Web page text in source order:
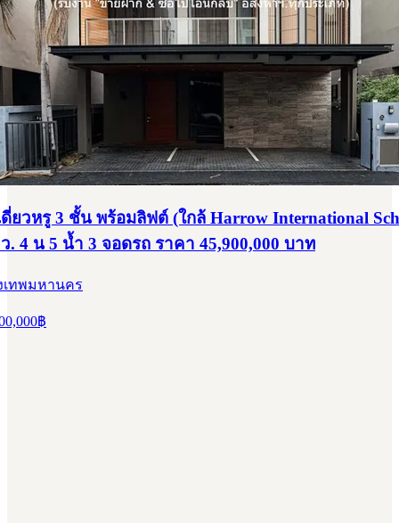
ยวหรู 3 ชั้น พร้อมลิฟต์ (ใกล้ Harrow International
. 4 น 5 น้ำ 3 จอดรถ ราคา 45,900,000 บาท
เทพมหานคร
฿